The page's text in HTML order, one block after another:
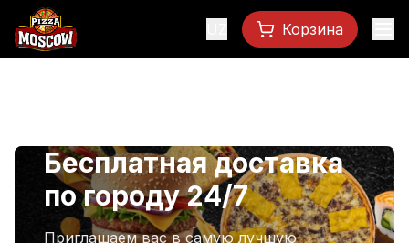
Корзина
Бесплатная доставка
по городу 24/7
Приглашаем вас в самую лучшую